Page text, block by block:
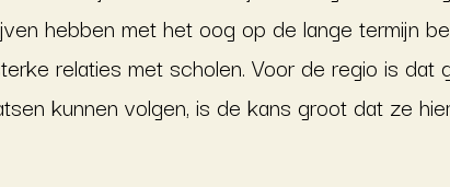
hebben met het oog op de lange termijn
relaties met scholen. Voor de regio is dat
kunnen volgen, is de kans groot dat ze